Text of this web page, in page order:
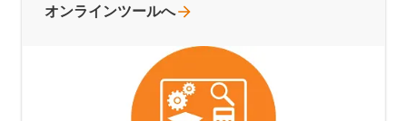
オンラインツールへ